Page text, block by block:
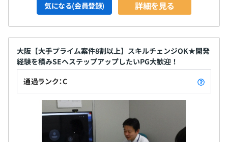
気になる(会員登録) 詳細を見る
大阪【大手プライム案件8割以上】スキルチェンジOK★開発
経験を積みSEヘステップアップしたいPG大歓迎！
通過ランク：C